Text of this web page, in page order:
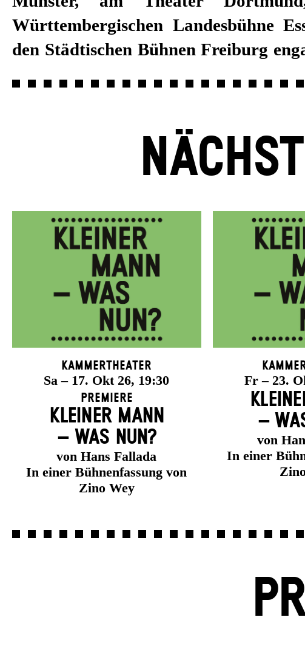
Württembergischen Landesbühne
den Städtischen Bühnen Freiburg
Kammertheater
Sa – 17. Okt 26, 19:30
Premiere
KLEINER MANN
– WAS NUN?
von Hans Fallada
In einer Bühnenfassung von
Zino Wey
Fr – 23.
–
von
In einer